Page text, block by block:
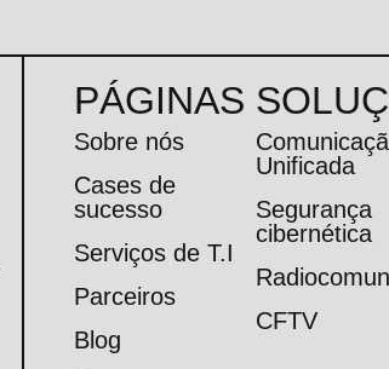
PÁGINAS
Sobre nós
Cases de
sucesso
Serviços de T.I
Parceiros
Blog
Unificada
Segurança
cibernética
CFTV